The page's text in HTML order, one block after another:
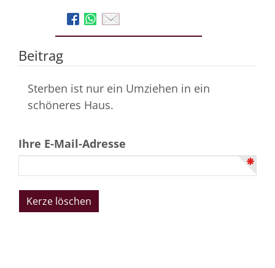
Beitrag
Sterben ist nur ein Umziehen in ein
schöneres Haus.
Ihre E-Mail-Adresse